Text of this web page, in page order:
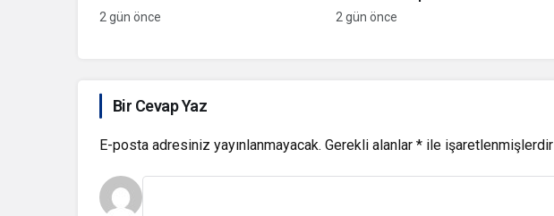
akın ediyor
2 gün önce 2 gün önce
Bir Cevap Yaz
E-posta adresiniz yayınlanmayacak. Gerekli alanlar * ile işaretlenmişlerdir